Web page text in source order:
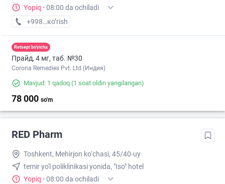
Yopiq · 08:00 da ochiladi
+998 (88) XXX-XX-XX
кo’rish
Retsept bo'yicha
Прайд, 4 мг, таб. №30
Corona Remedies Pvt. Ltd (Индия)
Mavjud: 1 qadoq (1 soat oldin yangilangan)
78 000 so'm
RED Pharm
Toshkent, Mehirjon ko‘chasi, 45/40-uy
temir yo'l poliklinikasi yonida, "Iso" hotel
Yopiq · 08:00 da ochiladi